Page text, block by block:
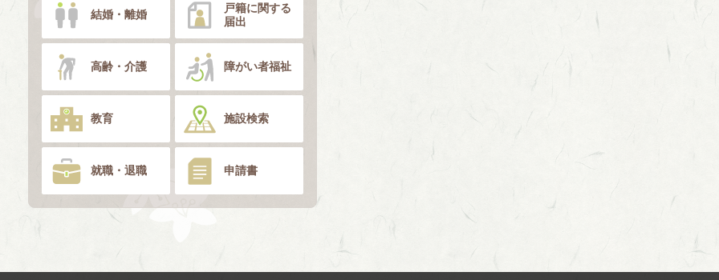
結婚・離婚
戸籍に関する
届出
高齢・介護 障がい者福祉
教育 施設検索
就職・退職 申請書